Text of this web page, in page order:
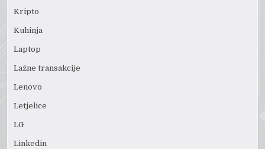
Kripto
Kuhinja
Laptop
Lažne transakcije
Lenovo
Letjelice
LG
Linkedin